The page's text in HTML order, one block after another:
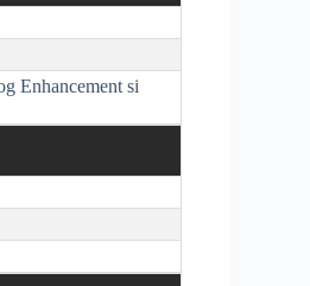
Enhancement si